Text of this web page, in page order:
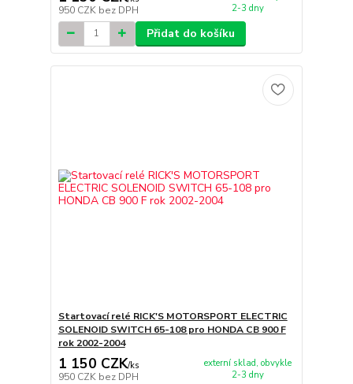
950 CZK bez DPH
2-3 dny
Přidat do košíku
Startovací relé RICK'S MOTORSPORT ELECTRIC
SOLENOID SWITCH 65-108 pro HONDA CB 900 F
rok 2002-2004
1 150 CZK/ks
950 CZK bez DPH
externí sklad, obvykle
2-3 dny